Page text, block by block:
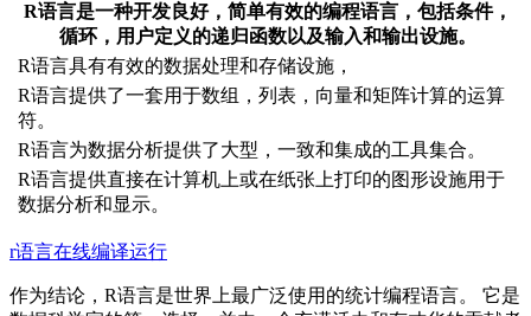
R语言是一种开发良好，简单有效的编程语言，包括条件，
循环，用户定义的递归函数以及输入和输出设施。
R语言具有有效的数据处理和存储设施，
R语言提供了一套用于数组，列表，向量和矩阵计算的运算
符。
R语言为数据分析提供了大型，一致和集成的工具集合。
R语言提供直接在计算机上或在纸张上打印的图形设施用于
数据分析和显示。
r语言在线编译运行
作为结论，R语言是世界上最广泛使用的统计编程语言。 它是